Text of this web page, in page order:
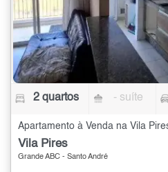
2 quartos - suíte
Apartamento à Venda na Vila
Vila Pires
Grande ABC - Santo André